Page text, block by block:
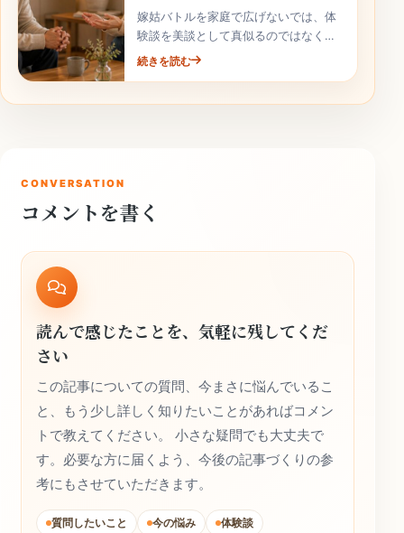
嫁姑バトルを家庭で広げないでは、体
験談を美談として真似るのではなく、
自分の家庭で安全に使える行動へ落と
続きを読む
CONVERSATION
コメントを書く
読んで感じたことを、気軽に残してくだ
さい
この記事についての質問、今まさに悩んでいるこ
と、もう少し詳しく知りたいことがあればコメン
トで教えてください。 小さな疑問でも大丈夫で
す。必要な方に届くよう、今後の記事づくりの参
考にもさせていただきます。
質問したいこと 今の悩み 体験談